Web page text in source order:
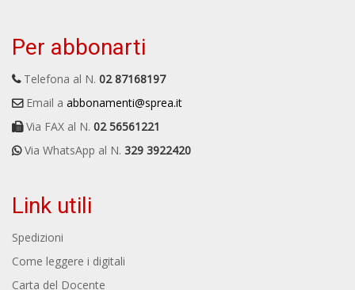
Per abbonarti
Telefona al N. 02 87168197
Email a abbonamenti@sprea.it
Via FAX al N. 02 56561221
Via WhatsApp al N. 329 3922420
Link utili
Spedizioni
Come leggere i digitali
Carta del Docente